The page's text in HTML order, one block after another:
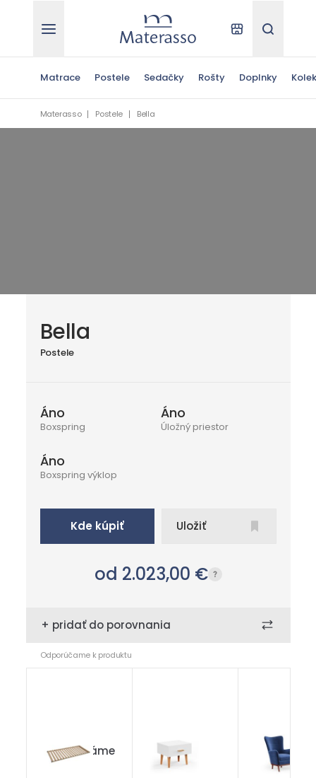
Materasso Kde kúpiťHľadať
Matrace Postele Sedačky Rošty Doplnky
Materasso Postele Bella
Bella
Postele
Boxspring
Áno
Úložný priestor
Áno
Boxspring výklop
Áno
Kde kúpiť Uložiť
od 2.023,00 €
+ pridať do porovnania
Odporúčame k produktu
Masiv v ráme
BUK
Bianca De Luxe